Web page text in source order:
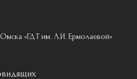
«ГДТ им. Л.И. Ермолаевой»